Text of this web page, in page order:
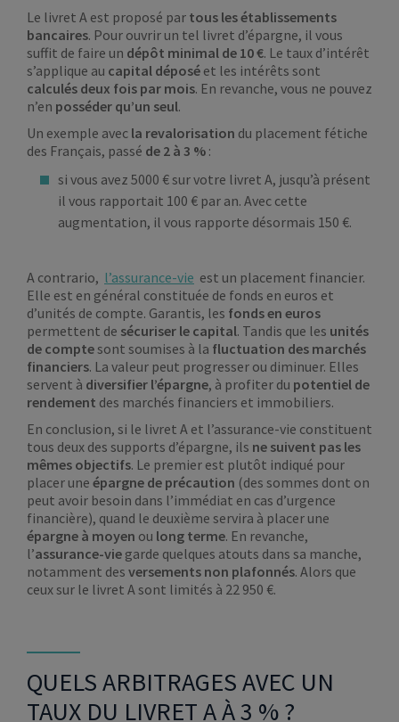
Le livret A est proposé par tous lesétablissements
bancaires. Pour ouvrir un tel livret d’épargne, il vous
suffit de faire un dépôt minimal de 10 €. Le taux d’intérêt
s’applique au capital déposé et les intérêts sont
calculés deux fois par mois. En revanche, vous ne pouvez
n’en posséder qu’un seul.
Un exemple avec la revalorisation du placement fétiche
des Français, passé de 2 à 3 % :
si vous avez 5000 € sur votre livret A, jusqu’à présent
il vous rapportait 100 € par an. Avec cette
augmentation, il vous rapporte désormais 150 €.
A contrario, l’assurance-vie est un placement financier.
Elle est en général constituée de fonds en euros et
d’unités de compte. Garantis, les fonds en euros
permettent de sécuriser le capital. Tandis que les unités
de comptesont soumises à la fluctuation des marchés
financiers. La valeur peut progresser ou diminuer. Elles
servent à diversifier l’épargne, à profiter du potentiel de
rendement des marchés financiers et immobiliers.
En conclusion, si le livret A et l’assurance-vie constituent
tous deux des supports d’épargne, ils ne suivent pas les
mêmes objectifs. Le premier est plutôt indiqué pour
placer une épargne de précaution (des sommes dont on
peut avoir besoin dans l’immédiat en cas d’urgence
financière), quand le deuxième servira à placer une
épargne à moyen ou long terme. En revanche,
l’assurance-vie garde quelques atouts dans sa manche,
notamment des versements non plafonnés. Alors que
ceux sur le livret A sont limités à 22 950 €.
QUELS ARBITRAGES AVEC UN
TAUX DU LIVRET A À 3 % ?